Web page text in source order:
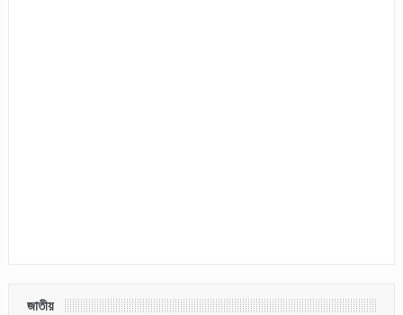
জাতীয়